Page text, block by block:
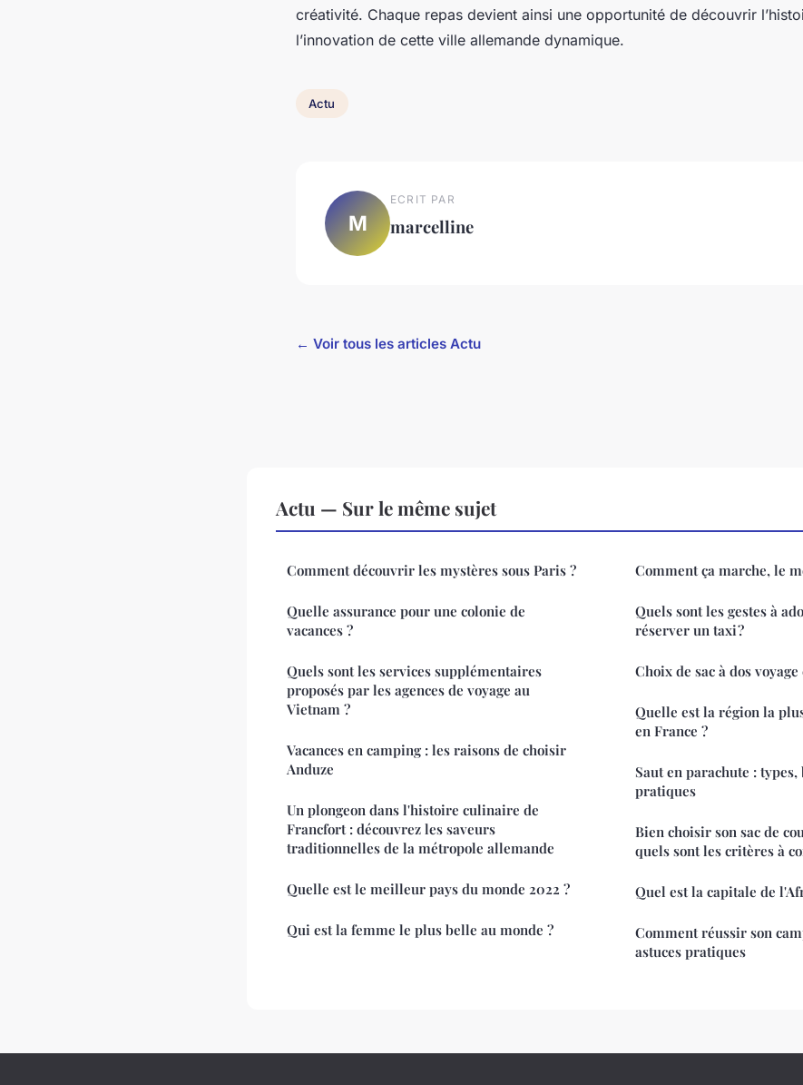
créativité. Chaque repas devient ainsi une opportunité de découvrir
l’innovation de cette ville allemande dynamique.
Actu
M
ECRIT PAR
marcelline
← Voir tous les articles Actu
Actu — Sur le même sujet
Comment découvrir les mystères sous Paris ?
Quelle assurance pour une colonie de
vacances ?
Quels sont les services supplémentaires
proposés par les agences de voyage au
Vietnam ?
Vacances en camping : les raisons de choisir
Anduze
Un plongeon dans l'histoire culinaire de
Francfort : découvrez les saveurs
traditionnelles de la métropole allemande
Quelle est le meilleur pays du monde 2022 ?
Qui est la femme le plus belle au monde ?
Comment ça marche, le
Quels sont les gestes à
réserver un taxi ?
Choix de sac à dos
Quelle est la région la
en France ?
Saut en parachute :
pratiques
Bien choisir son sac de
quels sont les critères à
Quel est la capitale de
Comment réussir son
astuces pratiques